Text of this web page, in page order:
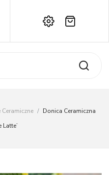
w koszyku.
/ Donica Ceramiczna
Latte’